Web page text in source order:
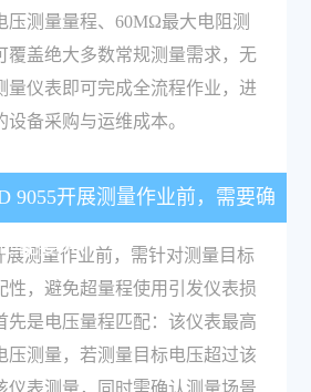
压测量量程、60MΩ最大电阻测
覆盖绝大多数常规测量需求，无
量仪表即可完成全流程作业，进
备采购与运维成本。
9055开展测量作业前，需要确
配要求？
展测量作业前，需针对测量目标
性，避免超量程使用引发仪表损
先是电压量程匹配：该仪表最高
压测量，若测量目标电压超过该
仪表测量，同时需确认测量场景